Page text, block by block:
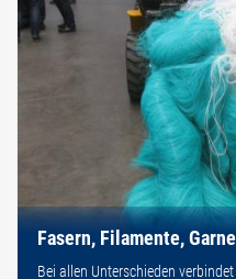
Fasern, Filamente, Garne
Bei allen Unterschieden